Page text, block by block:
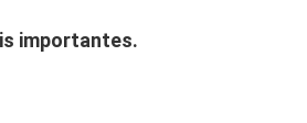
importantes.